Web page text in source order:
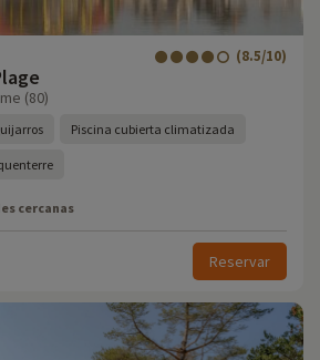
(8.5/10)
(80)
Piscina cubierta climatizada
cercanas
Reservar